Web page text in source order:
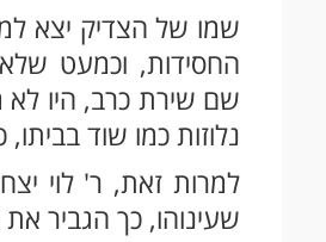
שמו של הצדיק יצא
החסידות, וכמעט שלא
שם שירת כרב, היו
נלוזות כמו שוד
למרות זאת, ר' לוי
שעינוהו, כך הגביר